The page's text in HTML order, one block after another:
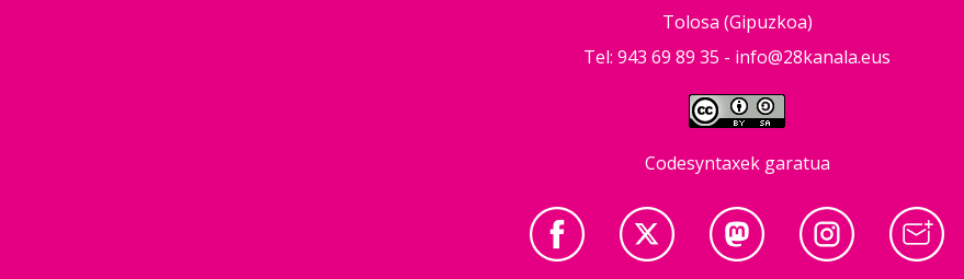
Tolosa (Gipuzkoa)
Tel: 943 69 89 35 - info@28kanala.eus
Codesyntaxek garatua